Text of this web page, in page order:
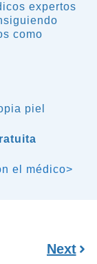
expertos
como
piel
el médico>
Next